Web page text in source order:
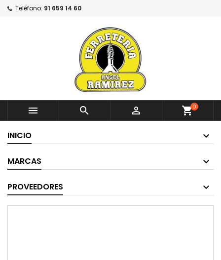
Teléfono: 91 659 14 60
   shopping_cart0
INICIO
MARCAS
PROVEEDORES